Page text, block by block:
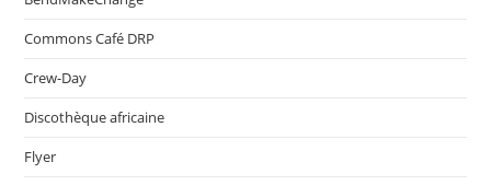
Commons Café DRP
Crew-Day
Discothèque africaine
Flyer